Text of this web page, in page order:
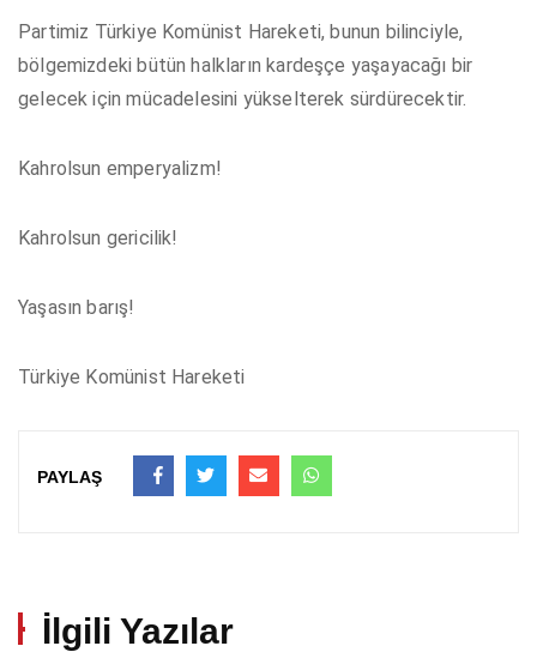
Partimiz Türkiye Komünist Hareketi, bunun bilinciyle,
bölgemizdeki bütün halkların kardeşçe yaşayacağı bir
gelecek için mücadelesini yükselterek sürdürecektir.
Kahrolsun emperyalizm!
Kahrolsun gericilik!
Yaşasın barış!
Türkiye Komünist Hareketi
PAYLAŞ
İlgili Yazılar